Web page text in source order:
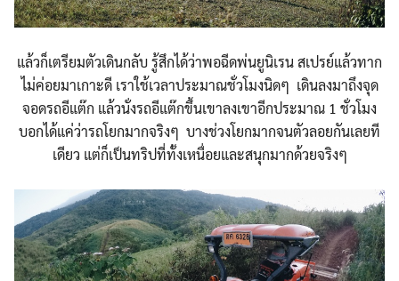
แล้วก็เตรียมตัวเดินกลับ รู้สึกได้ว่าพอฉีดพ่นยูนิเรน สเปรย์แล้วทาก
ไม่ค่อยมาเกาะดี เราใช้เวลาประมาณชั่วโมงนิดๆ เดินลงมาถึงจุด
จอดรถอีแต๊ก แล้วนั่งรถอีแต๊กขึ้นเขาลงเขาอีกประมาณ 1 ชั่วโมง
บอกได้แค่ว่ารถโยกมากจริงๆ บางช่วงโยกมากจนตัวลอยกันเลยที
เดียว แต่ก็เป็นทริปที่ทั้งเหนื่อยและสนุกมากด้วยจริงๆ